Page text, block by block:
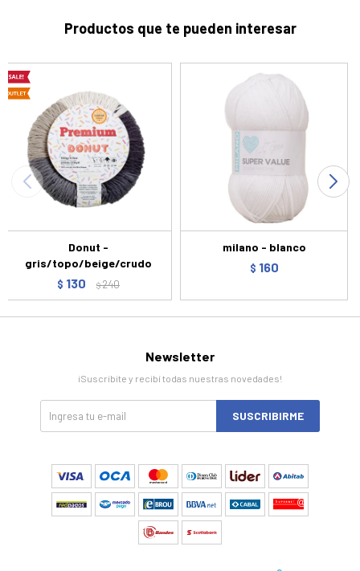
Productos que te pueden interesar
Donut -
gris/topo/beige/crudo
$ 130 $240
milano - blanco
$ 160
Newsletter
¡Suscribite y recibí todas nuestras novedades!
SUSCRIBIRME